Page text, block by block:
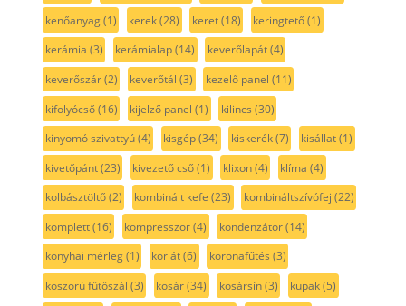
kenőanyag(1) kerek(28) keret(18) keringtető(1)
kerámia (3) kerámialap(14) keverőlapát(4)
keverőszár(2) keverőtál (3) kezelő panel (11)
kifolyócső(16) kijelző panel (1) kilincs (30)
kinyomó szivattyú(4) kisgép(34) kiskerék(7) kisállat(1)
kivetőpánt(23) kivezető cső(1) klixon(4) klíma (4)
kolbásztöltő(2) kombinált kefe (23) kombináltszívófej (22)
komplett(16) kompresszor(4) kondenzátor(14)
konyhai mérleg(1) korlát(6) koronafűtés (3)
koszorú fűtőszál (3) kosár(34) kosársín(3) kupak(5)